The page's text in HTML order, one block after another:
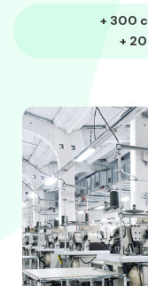
+ 300
+